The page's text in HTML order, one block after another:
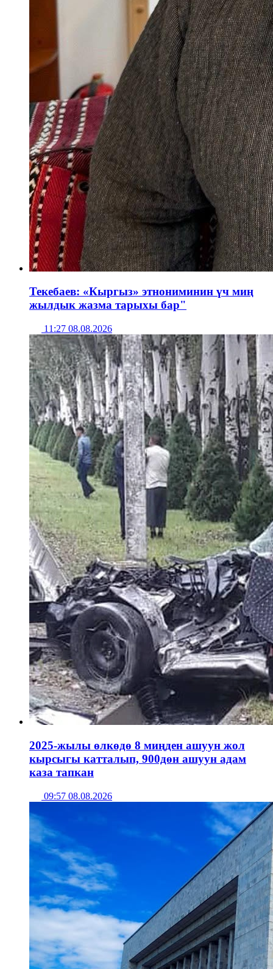
Текебаев: «Кыргыз» этнониминин үч миң
жылдык жазма тарыхы бар"
11:27 08.08.2026
2025-жылы өлкөдө 8 миңден ашуун жол
кырсыгы катталып, 900дөн ашуун адам
каза тапкан
09:57 08.08.2026